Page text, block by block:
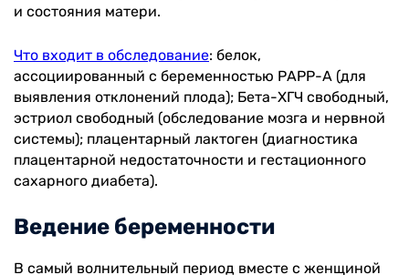
и состояния матери.
Что входит в обследование: белок,
ассоциированный с беременностью РАРР-А (для
выявления отклонений плода); Бета-ХГЧ свободный,
эстриол свободный (обследование мозга и нервной
системы); плацентарный лактоген (диагностика
плацентарной недостаточности и гестационного
сахарного диабета).
Ведение беременности
В самый волнительный период вместе с женщиной